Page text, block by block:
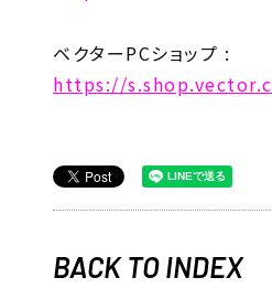
ベクターPCショップ :
https://
BACK TO INDEX